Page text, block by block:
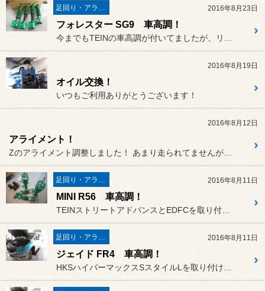
足回り・アライメント 2016年8月23日
フォレスター SG9 車高調！
2016年8月19日
オイル交換！
いつもご利用ありがとうございます！
2016年8月12日
アライメント！
足回り・アライメント 2016年8月11日
MINI R56 車高調！
足回り・アライメント 2016年8月11日
ジェイド FR4 車高調！